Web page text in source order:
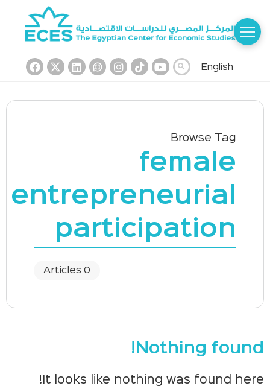
English
Browse Tag
female
entrepreneurial
participation
0 Articles
Nothing found!
It looks like nothing was found here!